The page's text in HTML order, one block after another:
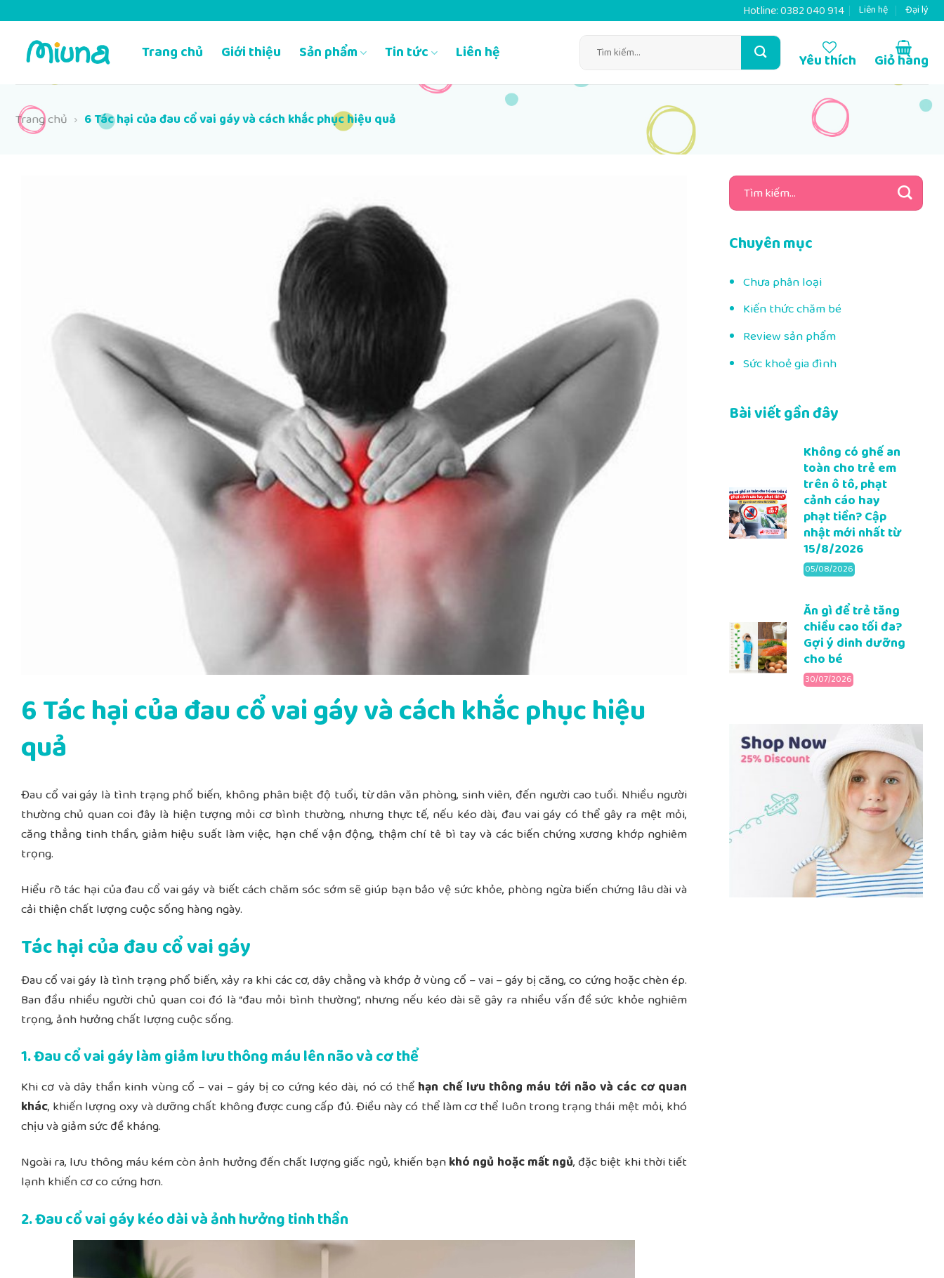
Hotline:0382 040 914 Liên hệ Đại lý
Trang chủ Giới thiệu Sản phẩm Tin tức Liên hệ
kiếm:
Yêu thích Giỏ hàng
Trang chủ › 6 Tác hại của đau cổ vai gáy và cách khắc phục hiệu quả
6 Tác hại của đau cổ vai gáy và cách khắc phục hiệu
quả
Đau cổ vai gáy là tình trạng phổ biến, không phân biệt độ tuổi, từ dân văn phòng, sinh viên, đến người cao tuổi. Nhiều người
thường chủ quan coi đây là hiện tượng mỏi cơ bình thường, nhưng thực tế, nếu kéo dài, đau vai gáy có thể gây ra mệt mỏi,
căng thẳng tinh thần, giảm hiệu suất làm việc, hạn chế vận động, thậm chí tê bì tay và các biến chứng xương khớp nghiêm
trọng.
Hiểu rõ tác hại của đau cổ vai gáy và biết cách chăm sóc sớm sẽ giúp bạn bảo vệ sức khỏe, phòng ngừa biến chứng lâu dàivà
cải thiện chất lượng cuộc sống hàng ngày.
Tác hại của đau cổ vai gáy
Đau cổ vai gáy là tình trạng phổ biến, xảy ra khi các cơ, dây chằng và khớp ở vùng cổ – vai – gáy bị căng, co cứng hoặc chèn ép.
Ban đầu nhiều người chủ quan coi đó là “đau mỏi bình thường”, nhưng nếu kéo dài sẽ gây ra nhiều vấn đề sức khỏe nghiêm
trọng, ảnh hưởng chất lượng cuộc sống.
1. Đau cổ vai gáy làm giảm lưu thông máu lên não và cơ thể
Khi cơ và dây thần kinh vùng cổ – vai – gáy bị co cứng kéo dài, nó có thể hạn chế lưu thông máu tới não và các cơ quan
khác, khiến lượng oxy và dưỡng chất không được cung cấp đủ. Điều này có thể làm cơ thể luôn trong trạng thái mệt mỏi, khó
chịu và giảm sức đề kháng.
Ngoài ra, lưu thông máu kém còn ảnh hưởng đến chất lượng giấc ngủ, khiến bạnkhó ngủ hoặc mất ngủ, đặc biệt khi thời tiết
lạnh khiến cơ co cứng hơn.
2. Đau cổ vai gáy kéo dài và ảnh hưởng tinh thần
Tìm
kiếm:
Chuyên mục
Chưa phân loại
Kiến thức chăm bé
Review sản phẩm
Sức khoẻ gia đình
Bài viết gần đây
Không có ghế an
toàn cho trẻ em
trên ô tô, phạt
cảnh cáo hay
phạt tiền? Cập
nhật mới nhất từ
15/8/2026
05/08/2026
Ăn gì để trẻ tăng
chiều cao tối đa?
Gợi ý dinh dưỡng
cho bé
30/07/2026